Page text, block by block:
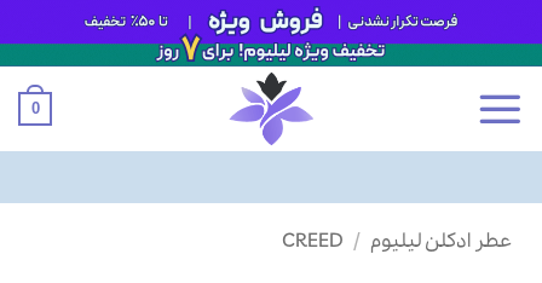
0
عطر ادکلن لیلیوم /
CREED